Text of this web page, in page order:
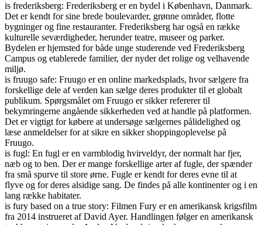
is frederiksberg: Frederiksberg er en bydel i København, Danmark.
Det er kendt for sine brede boulevarder, grønne områder, flotte
bygninger og fine restauranter. Frederiksberg har også en række
kulturelle seværdigheder, herunder teatre, museer og parker.
Bydelen er hjemsted for både unge studerende ved Frederiksberg
Campus og etablerede familier, der nyder det rolige og velhavende
miljø.
is fruugo safe: Fruugo er en online markedsplads, hvor sælgere fra
forskellige dele af verden kan sælge deres produkter til et globalt
publikum. Spørgsmålet om Fruugo er sikker refererer til
bekymringerne angående sikkerheden ved at handle på platformen.
Det er vigtigt for købere at undersøge sælgernes pålidelighed og
læse anmeldelser for at sikre en sikker shoppingoplevelse på
Fruugo.
is fugl: En fugl er en varmblodig hvirveldyr, der normalt har fjer,
næb og to ben. Der er mange forskellige arter af fugle, der spænder
fra små spurve til store ørne. Fugle er kendt for deres evne til at
flyve og for deres alsidige sang. De findes på alle kontinenter og i en
lang række habitater.
is fury based on a true story: Filmen Fury er en amerikansk krigsfilm
fra 2014 instrueret af David Ayer. Handlingen følger en amerikansk